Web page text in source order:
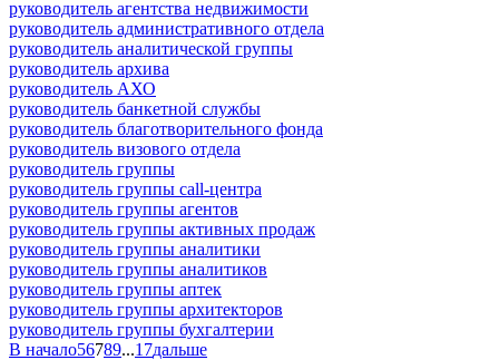
руководитель агентства недвижимости
руководитель административного отдела
руководитель аналитической группы
руководитель архива
руководитель АХО
руководитель банкетной службы
руководитель благотворительного фонда
руководитель визового отдела
руководитель группы
руководитель группы call-центра
руководитель группы агентов
руководитель группы активных продаж
руководитель группы аналитики
руководитель группы аналитиков
руководитель группы аптек
руководитель группы архитекторов
руководитель группы бухгалтерии
В начало56789...17дальше